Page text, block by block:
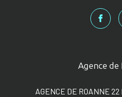
Agence de
AGENCE DE ROANNE 22